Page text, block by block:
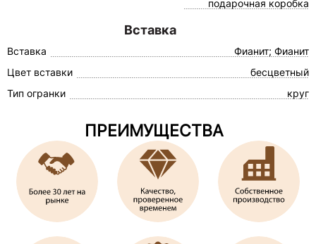
подарочная коробка
Вставка
Вставка
Фианит; Фианит
Цвет вставки
бесцветный
Тип огранки
круг
ПРЕИМУЩЕСТВА